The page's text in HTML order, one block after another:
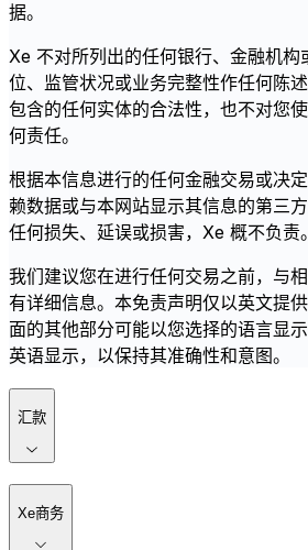
据。
Xe 不对所列出的任何银行、金融机构
位、监管状况或业务完整性作任何陈
包含的任何实体的合法性，也不对您
何责任。
根据本信息进行的任何金融交易或决
赖数据或与本网站显示其信息的第三
任何损失、延误或损害，Xe 概不负责。
我们建议您在进行任何交易之前，与
有详细信息。本免责声明仅以英文提
面的其他部分可能以您选择的语言显
英语显示，以保持其准确性和意图。
汇款
Xe商务